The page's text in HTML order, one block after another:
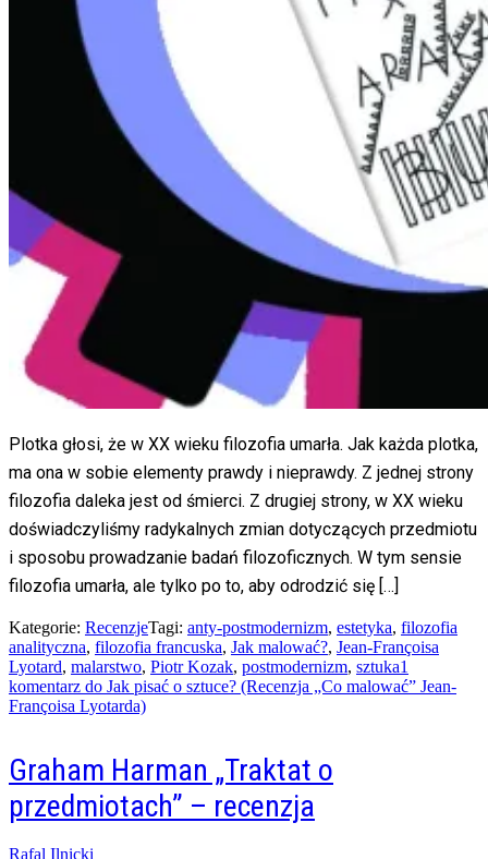
Plotka głosi, że w XX wieku filozofia umarła. Jak każda plotka,
ma ona w sobie elementy prawdy i nieprawdy. Z jednej strony
filozofia daleka jest od śmierci. Z drugiej strony, w XX wieku
doświadczyliśmy radykalnych zmian dotyczących przedmiotu
i sposobu prowadzanie badań filozoficznych. W tym sensie
filozofia umarła, ale tylko po to, aby odrodzić się […]
Kategorie: RecenzjeTagi: anty-postmodernizm, estetyka, filozofia
analityczna, filozofia francuska, Jak malować?, Jean-Françoisa
Lyotard, malarstwo, Piotr Kozak, postmodernizm, sztuka1
komentarz do Jak pisać o sztuce? (Recenzja „Co malować” Jean-
Françoisa Lyotarda)
Graham Harman „Traktat o
przedmiotach” – recenzja
Posted
Rafal Ilnicki